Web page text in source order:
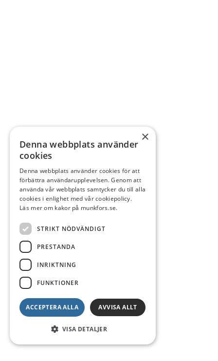
×
Denna webbplats använder
cookies
Denna webbplats använder cookies för att
förbättra användarupplevelsen. Genom att
använda vår webbplats samtycker du till alla
cookies i enlighet med vår cookiepolicy.
Läs mer om kakor på munkfors.se.
STRIKT NÖDVÄNDIGT
PRESTANDA
INRIKTNING
FUNKTIONER
ACCEPTERA ALLA AVVISA ALLT
VISA DETALJER